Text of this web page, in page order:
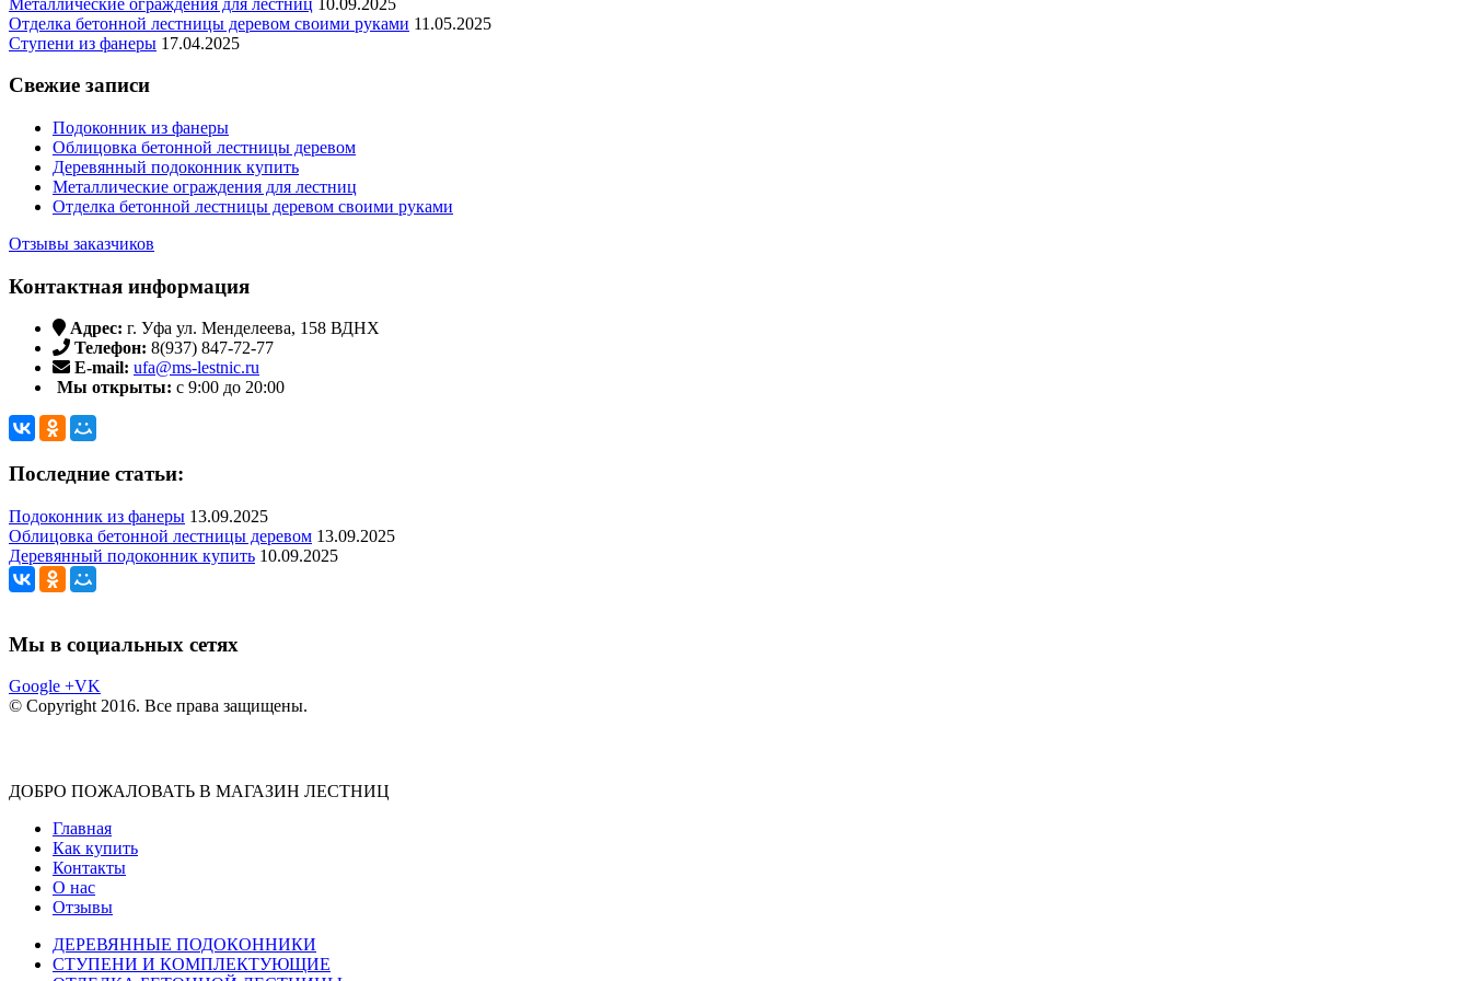
Отделка бетонной лестницы деревом своими руками 11.05.2025
Ступени из фанеры 17.04.2025
Свежие записи
Подоконник из фанеры
Облицовка бетонной лестницы деревом
Деревянный подоконник купить
Металлические ограждения для лестниц
Отделка бетонной лестницы деревом своими руками
Отзывы заказчиков
Контактная информация
Адрес: г. Уфа ул. Менделеева, 158 ВДНХ
Телефон: 8(937) 847-72-77
E-mail: ufa@ms-lestnic.ru
Мы открыты: с 9:00 до 20:00
Последние статьи:
Подоконник из фанеры 13.09.2025
Облицовка бетонной лестницы деревом 13.09.2025
Деревянный подоконник купить 10.09.2025
Мы в социальных сетях
Google +VK
© Copyright 2016. Все права защищены.
ДОБРО ПОЖАЛОВАТЬ В МАГАЗИН ЛЕСТНИЦ
Главная
Как купить
Контакты
О нас
Отзывы
ДЕРЕВЯННЫЕ ПОДОКОННИКИ
СТУПЕНИ И КОМПЛЕКТУЮЩИЕ